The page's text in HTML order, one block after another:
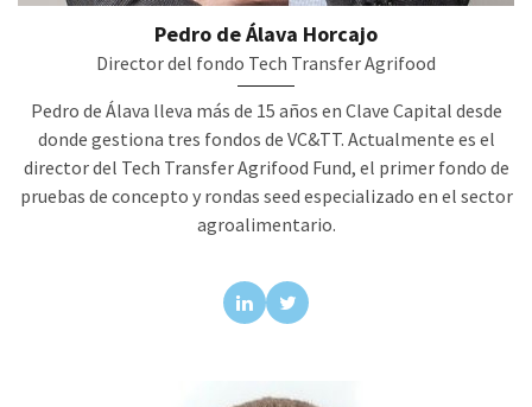
Pedro de Álava Horcajo
Director del fondo Tech Transfer Agrifood
Pedro de Álava lleva más de 15 años en Clave Capital desde
donde gestiona tres fondos de VC&TT. Actualmente es el
director del Tech Transfer Agrifood Fund, el primer fondo de
pruebas de concepto y rondas seed especializado en el sector
agroalimentario.